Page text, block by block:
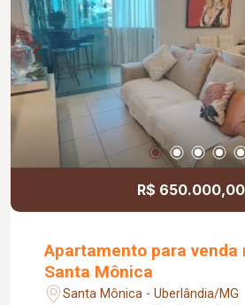
R$
Apartamento para venda
Santa Mônica
Santa Mônica - Uberlândia/MG